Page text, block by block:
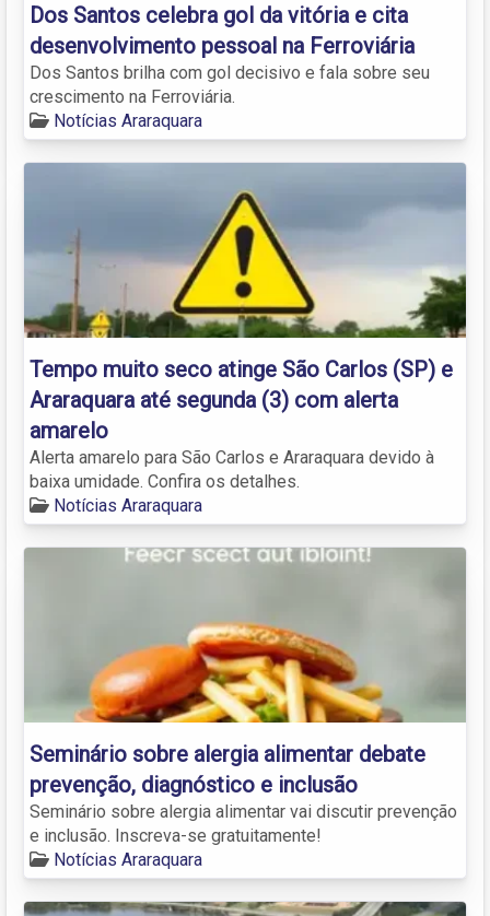
Dos Santos celebra gol da vitória e cita
desenvolvimento pessoal na Ferroviária
Dos Santos brilha com gol decisivo e fala sobre seu
crescimento na Ferroviária.
Notícias Araraquara
Tempo muito seco atinge São Carlos (SP) e
Araraquara até segunda (3) com alerta
amarelo
Alerta amarelo para São Carlos e Araraquara devido à
baixa umidade. Confira os detalhes.
Notícias Araraquara
Seminário sobre alergia alimentar debate
prevenção, diagnóstico e inclusão
Seminário sobre alergia alimentar vai discutir prevenção
e inclusão. Inscreva-se gratuitamente!
Notícias Araraquara